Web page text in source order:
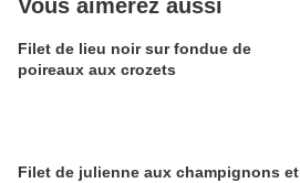
Vous aimerez aussi
Filet de lieu noir sur fondue de
poireaux aux crozets
Filet de julienne aux champignons et